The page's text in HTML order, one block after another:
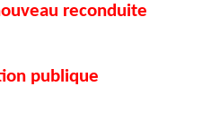
reconduite
publique